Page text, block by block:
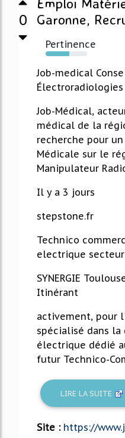
0
Garonne,
Pertinence
57%
Job-medical
Job-Médical,
médical de la
recherche pour
Médicale sur le
Manipulateur
Il y a 3 jours
stepstone.fr
Technico
electrique
SYNERGIE
Itinérant
activement, pour
spécialisé dans
électrique dédié
futur Technico-
LIRE LA SUITE
Site : https://